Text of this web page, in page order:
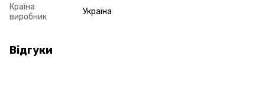
Країна
виробник
Україна
Відгуки